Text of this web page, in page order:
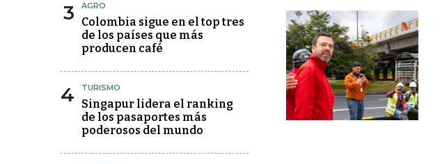
3 AGRO
Colombia sigue en el top tres
de los países que más
producen café
4 TURISMO
Singapur lidera el ranking
de los pasaportes más
poderosos del mundo